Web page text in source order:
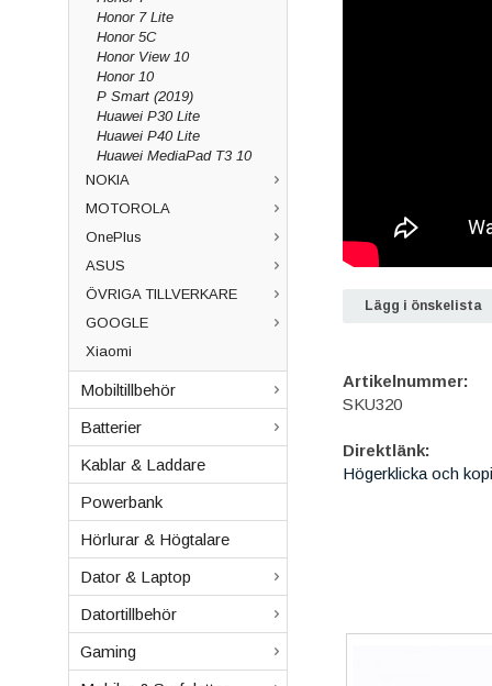
Honor 7 Lite
Honor 5C
Honor View 10
Honor 10
P Smart (2019)
Huawei P30 Lite
Huawei P40 Lite
Huawei MediaPad T3 10
NOKIA
MOTOROLA
OnePlus
ASUS
ÖVRIGA TILLVERKARE
GOOGLE
Xiaomi
Mobiltillbehör
Batterier
Kablar & Laddare
Powerbank
Hörlurar & Högtalare
Dator & Laptop
Datortillbehör
Gaming
Lägg i önskelista
Artikelnummer:
SKU320
Direktlänk:
Högerklicka och